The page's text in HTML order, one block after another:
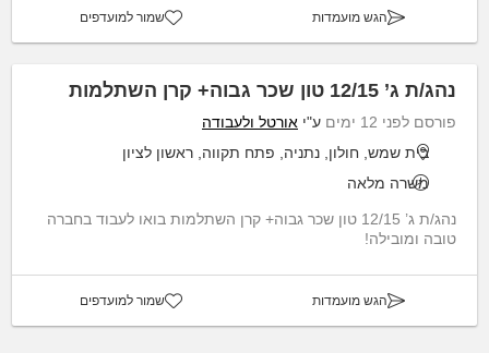
הגש מועמדות שמור למועדפים
נהג/ת ג’ 12/15 טון שכר גבוה+ קרן השתלמות
פורסם לפני 12 ימים ע"י אורטל ולעבודה
בית שמש, חולון, נתניה, פתח תקווה, ראשון לציון
משרה מלאה
נהג/ת ג’ 12/15 טון שכר גבוה+ קרן השתלמות בואו לעבוד בחברה
טובה ומובילה!
הגש מועמדות שמור למועדפים